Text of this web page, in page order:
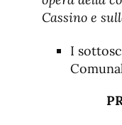
Cassino e
I